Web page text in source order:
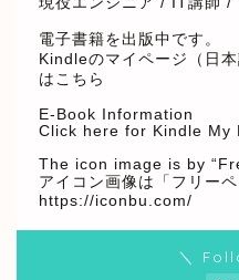
電子書籍を出版中です。
Kindleのマイページ（日本
はこちら
E-Book Information
Click here for Kindle My
The icon image is by
アイコン画像は「フリー
https://iconbu.com/
＼